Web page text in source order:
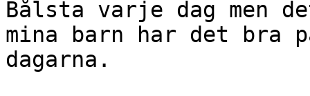
Bålsta varje dag men
mina barn har det bra
dagarna.